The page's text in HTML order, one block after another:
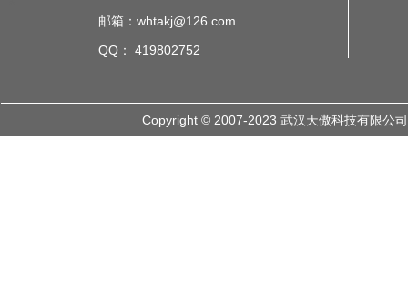
邮箱：whtakj@126.com
QQ： 419802752
Copyright © 2007-2023 武汉天傲科技有限